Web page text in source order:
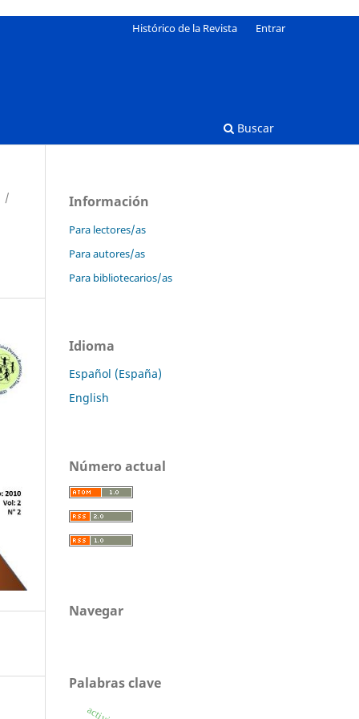
Buscar
Histórico de la Revista Entrar
/
Información
Para lectores/as
Para autores/as
Para bibliotecarios/as
Idioma
Español (España)
English
Número actual
Navegar
Palabras clave